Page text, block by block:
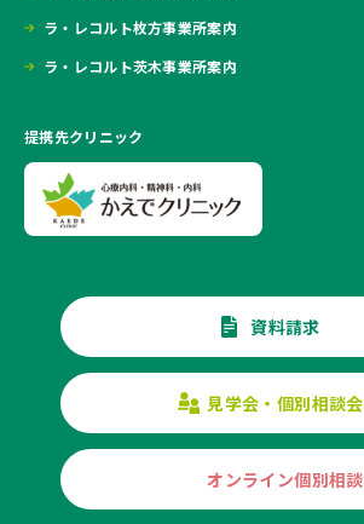
ラ・レコルト枚方事業所案内
ラ・レコルト茨木事業所案内
提携先クリニック
資料請求
見学会・個別相談会
オンライン個別相談